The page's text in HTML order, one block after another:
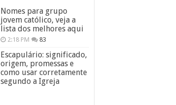
Nomes para grupo
jovem católico, veja a
lista dos melhores aqui
2:18 PM 83
Escapulário: significado,
origem, promessas e
como usar corretamente
segundo a Igreja